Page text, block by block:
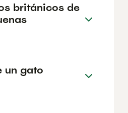
británicos de
un gato